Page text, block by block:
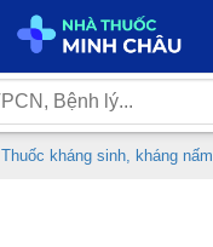
Thuốc kháng sinh, kháng nấm